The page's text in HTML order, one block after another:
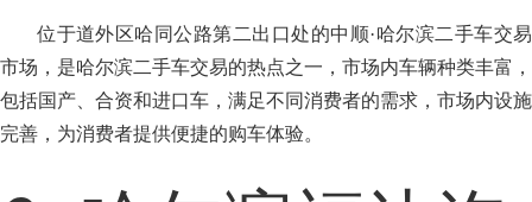
位于道外区哈同公路第二出口处的中顺·哈尔滨二手车交易
市场，是哈尔滨二手车交易的热点之一，市场内车辆种类丰富，
包括国产、合资和进口车，满足不同消费者的需求，市场内设施
完善，为消费者提供便捷的购车体验。